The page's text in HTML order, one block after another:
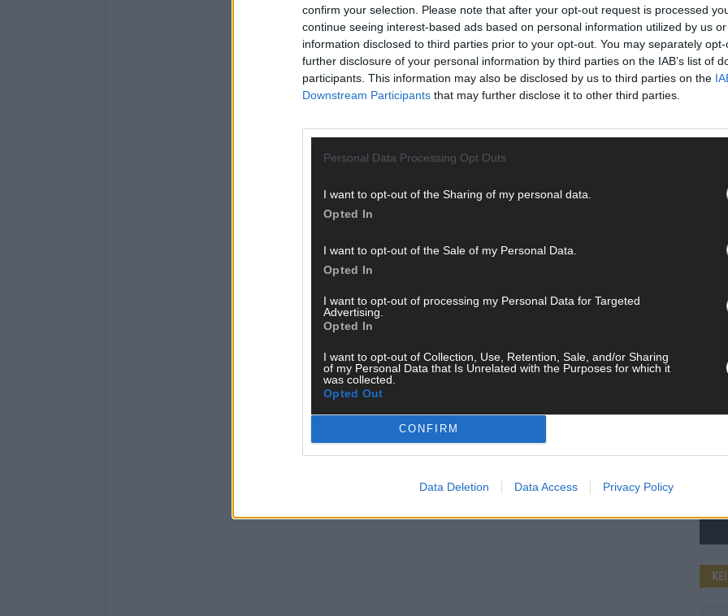
confirm your selection. Please note that after your opt-out request is processed
continue seeing interest-based ads based on personal information utilized by us
information disclosed to third parties prior to your opt-out. You may separately
further disclosure of your personal information by third parties on the IAB’s list of
participants. This information may also be disclosed by us to third parties on the
Downstream Participants that may further disclose it to other third parties.
Personal Data Processing Opt Outs
I want to opt-out of the Sharing of my personal data.
Opted In
I want to opt-out of the Sale of my Personal Data.
Opted In
I want to opt-out of processing my Personal Data for Targeted
Advertising.
Opted In
I want to opt-out of Collection, Use, Retention, Sale, and/or Sharing
of my Personal Data that Is Unrelated with the Purposes for which it
was collected.
Opted Out
CONFIRM
Data Deletion Data Access Privacy Policy